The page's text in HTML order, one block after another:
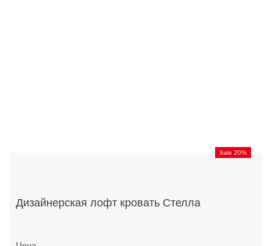
Sale 20%
Дизайнерская лофт кровать Стелла